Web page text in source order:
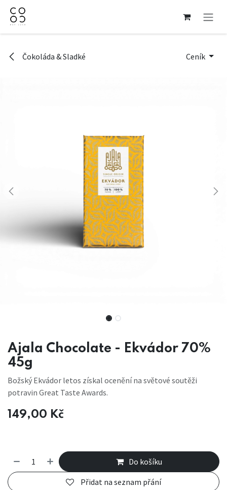
Přejít na obsah
Čokoláda & Sladké Ceník
Ajala Chocolate - Ekvádor 70%
45g
Božský Ekvádor letos získal ocenění na světové soutěži
potravin Great Taste Awards.
149,00 Kč
Do košíku
Přidat na seznam přání